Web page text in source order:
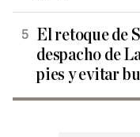
El retoque de
despacho de
pies y evitar